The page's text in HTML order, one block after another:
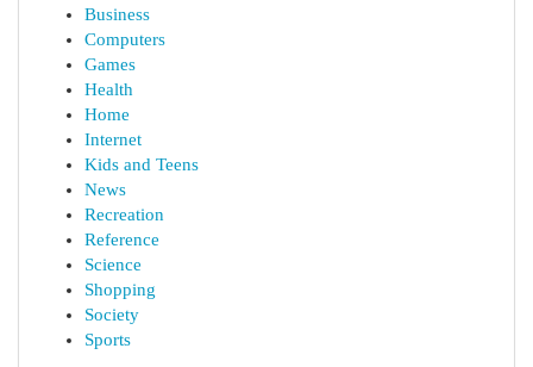
Business
Computers
Games
Health
Home
Internet
Kids and Teens
News
Recreation
Reference
Science
Shopping
Society
Sports